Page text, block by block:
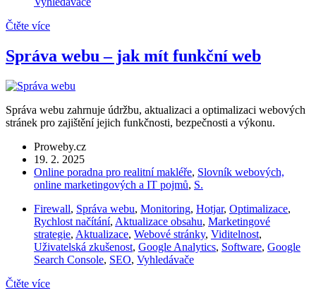
Čtěte více
Správa webu – jak mít funkční web
Správa webu zahrnuje údržbu, aktualizaci a optimalizaci webových
stránek pro zajištění jejich funkčnosti, bezpečnosti a výkonu.
Proweby.cz
19. 2. 2025
Online poradna pro realitní makléře, Slovník webových,
online marketingových a IT pojmů, S.
Firewall, Správa webu, Monitoring, Hotjar, Optimalizace,
Rychlost načítání, Aktualizace obsahu, Marketingové
strategie, Aktualizace, Webové stránky, Viditelnost,
Uživatelská zkušenost, Google Analytics, Software, Google
Search Console, SEO, Vyhledávače
Čtěte více